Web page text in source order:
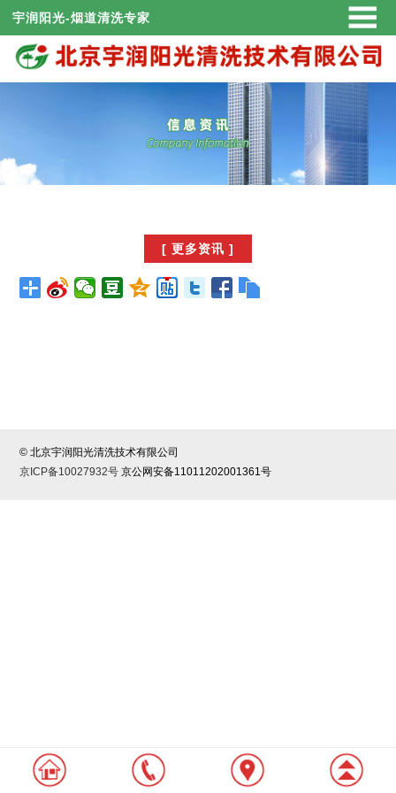
宇润阳光-烟道清洗专家
[ 更多资讯 ]
© 北京宇润阳光清洗技术有限公司
京ICP备10027932号 京公网安备11011202001361号